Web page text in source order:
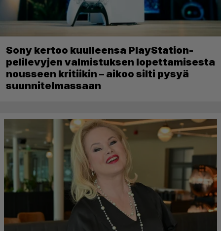
Sony kertoo kuulleensa PlayStation-
pelilevyjen valmistuksen lopettamisesta
nousseen kritiikin – aikoo silti pysyä
suunnitelmassaan